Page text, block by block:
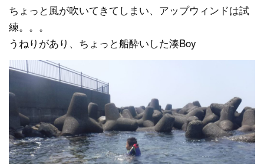
ちょっと風が吹いてきてしまい、アップウィンドは試
練。。。
うねりがあり、ちょっと船酔いした湊Boy